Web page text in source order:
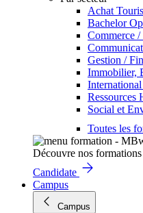
Achat
Bachelor
Commerce
Gestion /
Immobilier,
Ressources
Social et
Toutes les
Découvre nos formations
Candidate
Campus
Campus